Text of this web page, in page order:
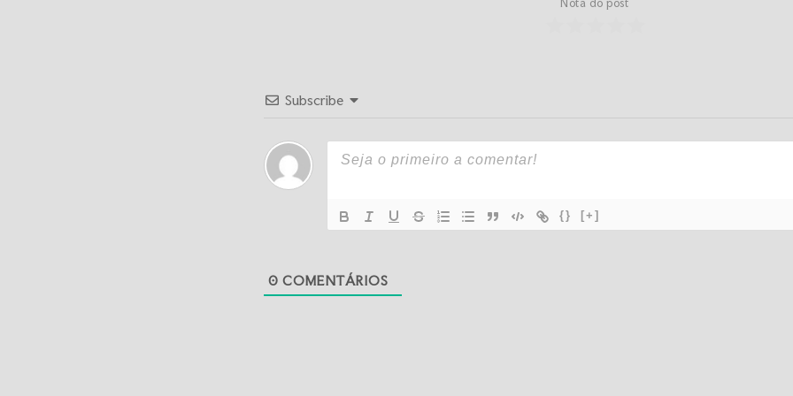
Nota do post
Subscribe
{} [+]
0 COMENTÁRIOS